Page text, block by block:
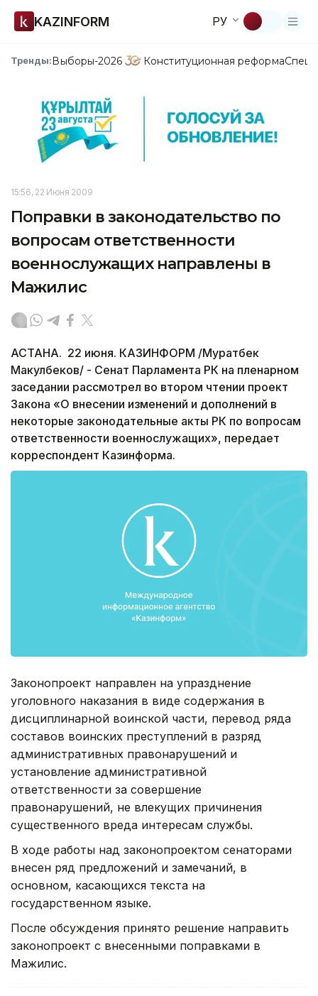
KAZINFORM РУ
Тренды:Выборы-2026 Конституционная реформа
15:56, 22 Июня 2009
Поправки в законодательство по
вопросам ответственности
военнослужащих направлены в
Мажилис
АСТАНА. 22 июня. КАЗИНФОРМ /Муратбек
Макулбеков/ - Сенат Парламента РК на пленарном
заседании рассмотрел во втором чтении проект
Закона «О внесении изменений и дополнений в
некоторые законодательные акты РК по вопросам
ответственности военнослужащих», передает
корреспондент Казинформа.
Законопроект направлен на упразднение
уголовного наказания в виде содержания в
дисциплинарной воинской части, перевод ряда
составов воинских преступлений в разряд
административных правонарушений и
установление административной
ответственности за совершение
правонарушений, не влекущих причинения
существенного вреда интересам службы.
В ходе работы над законопроектом сенаторами
внесен ряд предложений и замечаний, в
основном, касающихся текста на
государственном языке.
После обсуждения принято решение направить
законопроект с внесенными поправками в
Мажилис.